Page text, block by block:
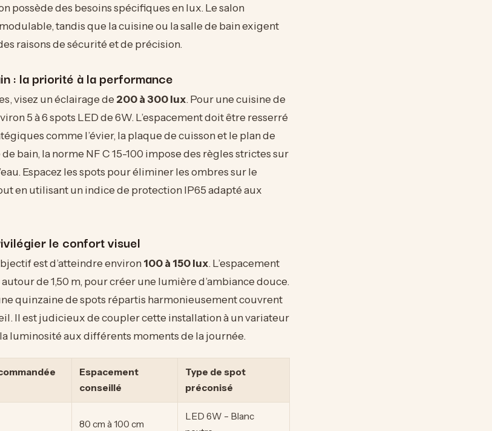
possède des besoins spécifiques en lux. Le salon
tandis que la cuisine ou la salle de bain exigent
raisons de sécurité et de précision.
: la priorité à la performance
visez un éclairage de 200 à 300 lux. Pour une cuisine de
5 à 6 spots LED de 6W. L’espacement doit être resserré
comme l’évier, la plaque de cuisson et le plan de
bain, la norme NF C 15-100 impose des règles strictes sur
Espacez les spots pour éliminer les ombres sur le
en utilisant un indice de protection IP65 adapté aux
le confort visuel
est d’atteindre environ 100 à 150 lux. L’espacement
de 1,50 m, pour créer une lumière d’ambiance douce.
quinzaine de spots répartis harmonieusement couvrent
Il est judicieux de coupler cette installation à un variateur
luminosité aux différents moments de la journée.
Espacement
conseillé
Type de spot
préconisé
80 cm à 100 cm
LED 6W – Blanc